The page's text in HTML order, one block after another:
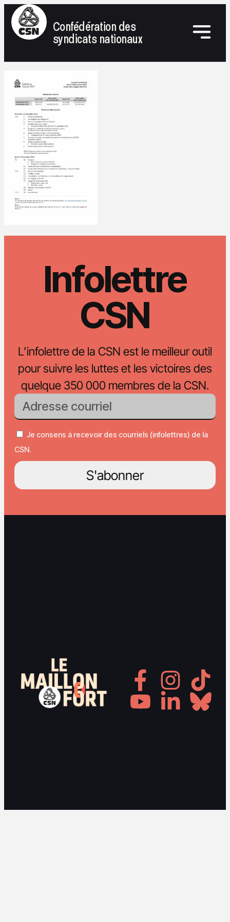
Confédération des
syndicats nationaux
Infolettre
CSN
L’infolettre de la CSN est le meilleur outil
pour suivre les luttes et les victoires des
quelque 350 000 membres de la CSN.
Je consens à recevoir des courriels (infolettres) de la
CSN.
S'abonner